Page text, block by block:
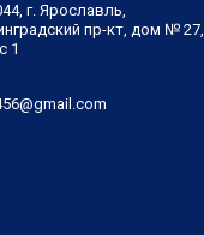
г. Ярославль,
пр-кт, дом № 27,
1